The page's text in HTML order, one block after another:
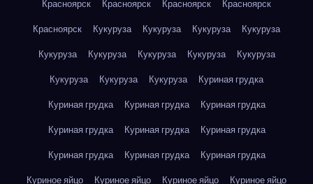
Красноярск
Красноярск Красноярск
Красноярск
Красноярск
Кукуруза Кукуруза Кукуруза
Кукуруза
Кукуруза
Кукуруза Кукуруза Кукуруза
Кукуруза
Кукуруза
Кукуруза Кукуруза
Куриная грудка
Куриная грудка
Куриная грудка
Куриная грудка
Куриная грудка
Куриная грудка
Куриная грудка
Куриная грудка
Куриная грудка
Куриная грудка
Куриное яйцо
Куриное яйцо Куриное яйцо
Куриное яйцо